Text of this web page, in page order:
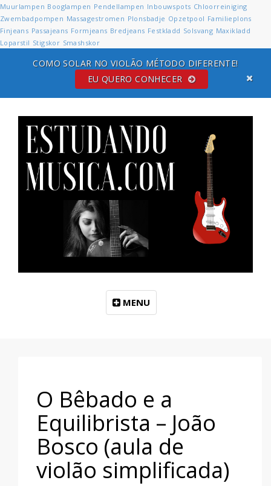
Muurlampen Booglampen Pendellampen Inbouwspots Chloorreiniging
Zwembadpompen Massagestromen Plonsbadje Opzetpool Familieplons
Finjeans Passajeans Formjeans Bredjeans Festkladd Solsvang Maxikladd
Loparstil Stigskor Smashskor
EU QUERO CONHECER
MENU
O Bêbado e a
Equilibrista – João
Bosco (aula de
violão simplificada)